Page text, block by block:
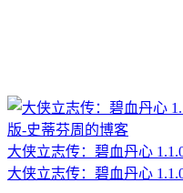
大侠立志传：碧血丹心
大侠立志传：碧血丹心